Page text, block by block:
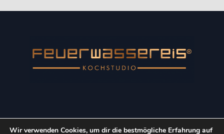
Copyright © 2022 Kulinarik-Event GmbH. Alle Rechte
Wir verwenden Cookies, um dir die bestmögliche Erfahrung auf